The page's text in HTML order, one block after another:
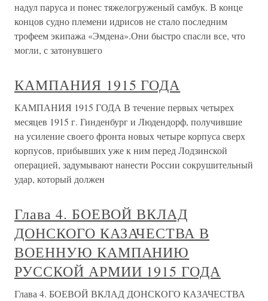
надул паруса и понес тяжелогруженый самбук. В конце
концов судно племени идрисов не стало последним
трофеем экипажа «Эмдена».Они быстро спасли все, что
могли, с затонувшего
КАМПАНИЯ 1915 ГОДА
КАМПАНИЯ 1915 ГОДА В течение первых четырех
месяцев 1915 г. Гинденбург и Людендорф, получившие
на усиление своего фронта новых четыре корпуса сверх
корпусов, прибывших уже к ним перед Лодзинской
операцией, задумывают нанести России сокрушительный
удар, который должен
Глава 4. БОЕВОЙ ВКЛАД
ДОНСКОГО КАЗАЧЕСТВА В
ВОЕННУЮ КАМПАНИЮ
РУССКОЙ АРМИИ 1915 ГОДА
Глава 4. БОЕВОЙ ВКЛАД ДОНСКОГО КАЗАЧЕСТВА